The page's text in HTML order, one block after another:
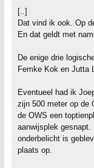
[..]
Dat vind ik ook. Op
En dat geldt met
De enige drie
Femke Kok en Jutta
Eventueel had ik
zijn 500 meter op de
de OWS een
aanwijsplek gesnapt.
onderbelicht is
plaats op.